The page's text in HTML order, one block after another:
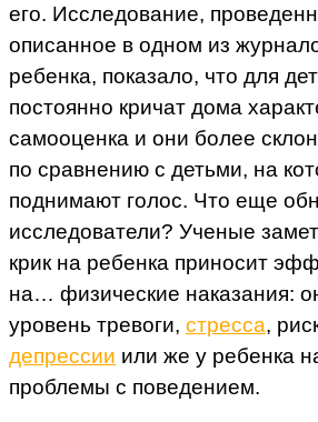
его. Исследование,
описанное в одном из
ребенка, показало, что для
постоянно кричат дома
самооценка и они более
по сравнению с детьми, на
поднимают голос. Что еще
исследователи? Ученые
крик на ребенка приносит
на… физические наказания:
уровень тревоги, стресса,
депрессии или же у ребенка
проблемы с поведением.